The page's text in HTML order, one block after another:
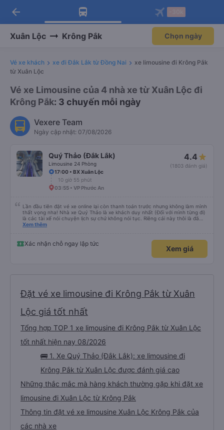
Tải app Vexere ngay!
Nhận ưu đãi thành viên độc
Mở app
Tải app Vexere
-30k/ghế khi đặt vé máy bay qua
Mở app
arrow_back
Xuân Lộc Krông Pắk Chọn ngày
Vé xe khách xe đi Đắk Lắk từ Đồng Nai
xe limousine đi Krông Pắk
từ Xuân Lộc
Vé xe Limousine của 4 nhà xe từ Xuân Lộc đi
Krông Pắk: 3 chuyến mỗi ngày
Vexere Team
Ngày cập nhật: 07/08/2026
Quý Thảo (Đắk Lắk)
Limousine 24 Phòng
4.4
(1803 đánh giá)
17:00 • BX Xuân Lộc
10 giờ 55 phút
03:55 • VP Phước An
Lần đầu tiên đặt vé xe online lại còn thanh toán trước nhưng không làm mình
thất vọng nha! Nhà xe Quý Thảo là xe khách duy nhất (Đối với mình từng đi)
là các tài xế nói chuyện lịch sự chứ không nói tục. Riêng cái này thôi là đã
đánh giá 5 sao rồi. Chú tài xế còn uống pepsi rất dễ thương chứ không có
Xem thêm
Xác nhận chỗ ngay lập tức
Xem giá
Đặt vé xe limousine đi Krông Pắk từ Xuân
Lộc giá tốt nhất
Tổng hợp TOP 1 xe limousine đi Krông Pắk từ Xuân Lộc
tốt nhất hiện nay 08/2026
🚌 1. Xe Quý Thảo (Đắk Lắk): xe limousine đi
Krông Pắk từ Xuân Lộc được đánh giá cao
Những thắc mắc mà hàng khách thường gặp khi đặt xe
limousine đi Xuân Lộc từ Krông Pắk
Thông tin đặt vé xe limousine Xuân Lộc Krông Pắk của
các nhà xe